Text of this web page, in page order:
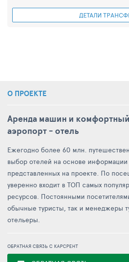
ДЕТАЛИ
О ПРОЕКТЕ
Аренда машин и
аэропорт - отель
Ежегодно более 60 млн.
выбор отелей на основе информации
представленных на проекте. По
уверенно входит в ТОП самых
ресурсов. Постоянными
обычные туристы, так и менеджеры
отельеры.
ОБРАТНАЯ СВЯЗЬ С КАРСРЕНТ